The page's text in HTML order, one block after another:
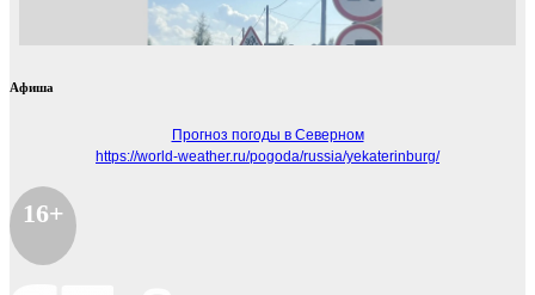
Афиша
Прогноз погоды в Северном
https://world-weather.ru/pogoda/russia/yekaterinburg/
16+